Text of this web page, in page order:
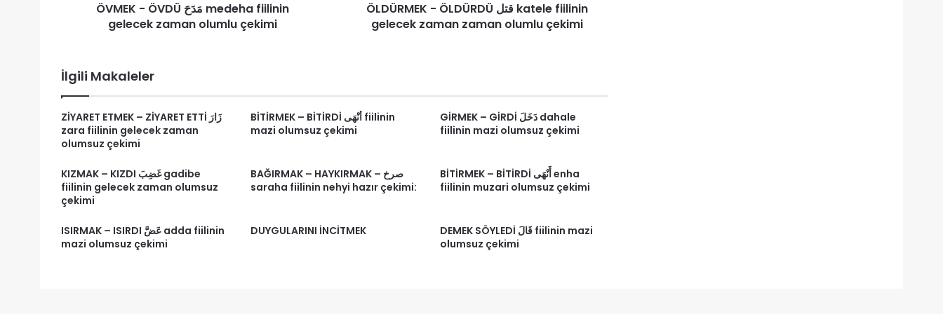
ÖVMEK - ÖVDÜ مَدَحَ medeha fiilinin
gelecek zaman olumlu çekimi
olumluÖLDÜRMEK - ÖLDÜRDÜ قتل katele fiilinin
gelecek zaman zaman olumlu çekimi
İlgili Makaleler
ZİYARET ETMEK – ZİYARET ETTİ زَارَ
zara fiilinin gelecek zaman
olumsuz çekimi
BİTİRMEK – BİTİRDİ أَنْهَى fiilinin
mazi olumsuz çekimi
GİRMEK – GİRDİ دَخَلَ dahale
fiilinin mazi olumsuz çekimi
KIZMAK – KIZDI غَضِبَ gadibe
fiilinin gelecek zaman olumsuz
çekimi
BAĞIRMAK – HAYKIRMAK – صرخ
saraha fiilinin nehyi hazır çekimi:
BİTİRMEK – BİTİRDİ أَنْهَى enha
fiilinin muzari olumsuz çekimi
ISIRMAK – ISIRDI عَضَّ adda fiilinin
mazi olumsuz çekimi
DUYGULARINI İNCİTMEK
DEMEK SÖYLEDİ قَالَ fiilinin mazi
olumsuz çekimi